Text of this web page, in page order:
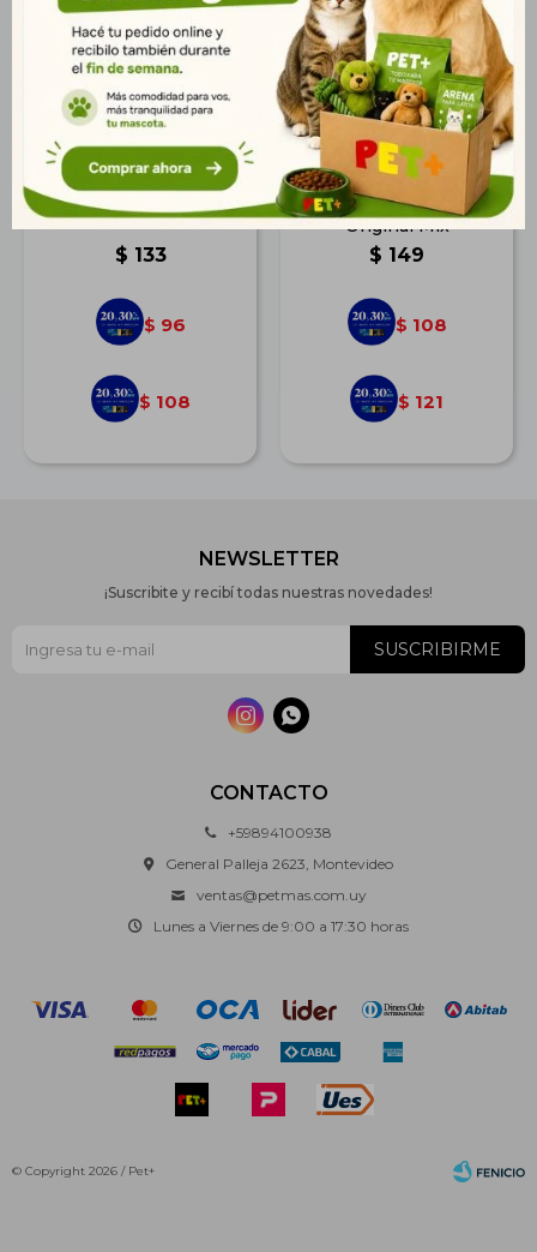
Roll Colágeno Grande
$ 133
$ 96
$ 108
Felix Travesuras
Original Mix
$ 149
$ 108
$ 121
CONTACTO
+59894100938
General Palleja 2623, Montevideo
ventas@petmas.com.uy
Lunes a Viernes de 9:00 a 17:30 horas
NEWSLETTER
¡Suscribite y recibí todas nuestras novedades!
SUSCRIBIRME
 
© Copyright 2026 / Pet+